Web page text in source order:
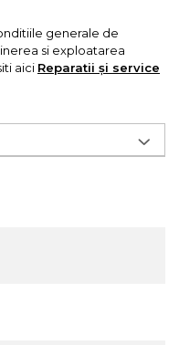
generale de
si exploatarea
aici Reparatii și service